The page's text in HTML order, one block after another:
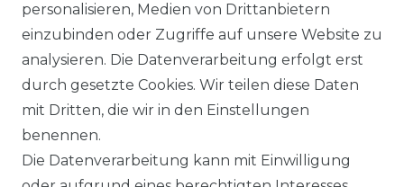
Venti - Modern Fit - Herren
Langarm Business Hemd
(144262600)
UVP 49,99 €
ab 47,99 € *
inkl. ges. MwSt. Versandkosten
personalisieren, Medien von Drittanbietern
einzubinden oder Zugriffe auf unsere Website zu
analysieren. Die Datenverarbeitung erfolgt erst
durch gesetzte Cookies. Wir teilen diese Daten
mit Dritten, die wir in den Einstellungen
benennen.
Die Datenverarbeitung kann mit Einwilligung